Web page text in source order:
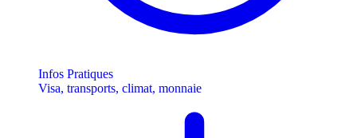
Infos Pratiques
Visa, transports, climat, monnaie